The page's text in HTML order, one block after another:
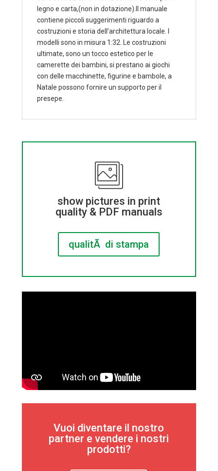
legno e carta,(non in dotazione).Il manuale
contiene piccoli suggerimenti riguardo a
costruzioni e storia dell’architettura locale. I
modelli sono in misura 1:32. Le costruzioni
ultimate, sono un tocco estetico per le
camerette dei bambini, si prestano ai giochi
con delle macchinette, figurine e bambole, a
Natale possono fornire un supporto per il
presepe.
show pictures in print
quality & PDF manuals
qualitÃ di stampa
Vuoi diventare il nostro
partner e vendere i nostri
prodotti?